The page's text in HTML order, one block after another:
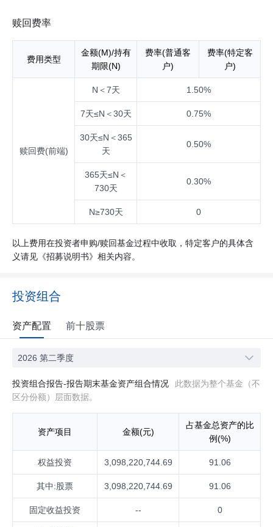
赎回费率
费用类型
金额(M)/持有
期限(N)
费率(普通客
户)
费率(特定客
户)
赎回费(前端)
N＜7天 1.50%
7天≤N＜30天 0.75%
30天≤N＜365
天
0.50%
365天≤N＜
730天
0.30%
N≥730天 0
以上费用在投资者申购/赎回基金过程中收取，特定客户的具体含
义请见《招募说明书》相关内容。
投资组合
资产配置 前十股票
2026 第二季度
投资组合报告-报告期末基金资产组合情况
此数据为整个基金（不
区分份额）层面数据。
资产项目 金额(元)
占基金总资产的比
例(%)
权益投资 3,098,220,744.69 91.06
其中:股票 3,098,220,744.69 91.06
固定收益投资 -- 0